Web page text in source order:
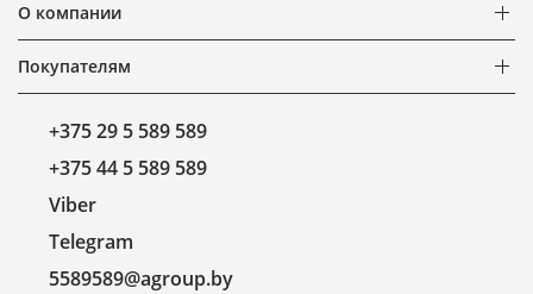
О компании
Покупателям
+375 29 5 589 589
+375 44 5 589 589
Viber
Telegram
5589589@agroup.by